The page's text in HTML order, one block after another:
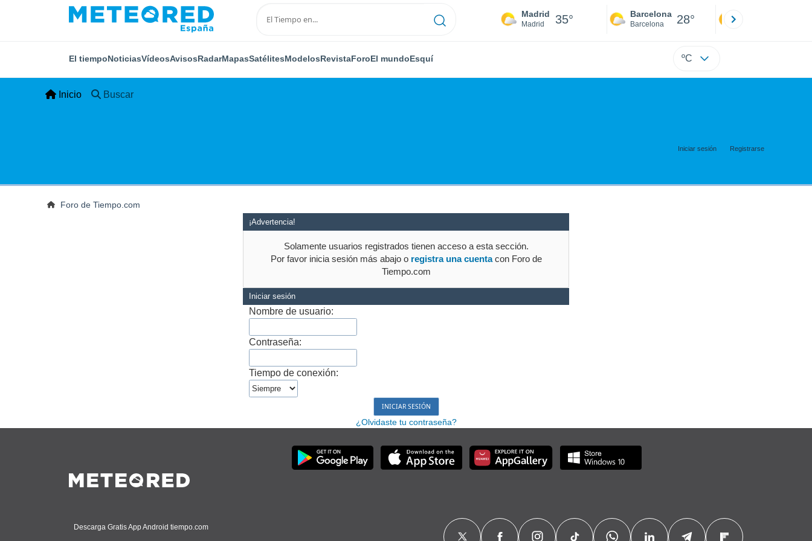
Madrid
Madrid 35° Barcelona
Barcelona 28°
El tiempoNoticiasVídeosAvisosRadarMapasSatélitesModelosRevistaForoEl mundoEsquí ºC
Inicio Buscar
Iniciar sesión Registrarse
Foro de Tiempo.com
¡Advertencia!
Solamente usuarios registrados tienen acceso a esta sección.
Por favor inicia sesión más abajo o registra una cuentacon Foro de
Tiempo.com
Iniciar sesión
Nombre de usuario:
Contraseña:
Tiempo de conexión:
¿Olvidaste tu contraseña?
Descarga Gratis App Android tiempo.com